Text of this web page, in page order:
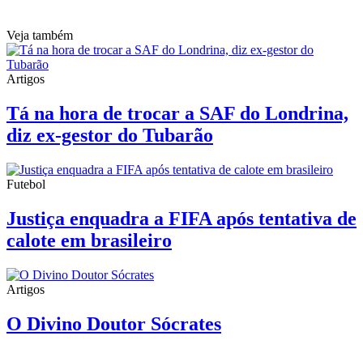
Veja também
Artigos
Tá na hora de trocar a SAF do Londrina,
diz ex-gestor do Tubarão
Futebol
Justiça enquadra a FIFA após tentativa de
calote em brasileiro
Artigos
O Divino Doutor Sócrates